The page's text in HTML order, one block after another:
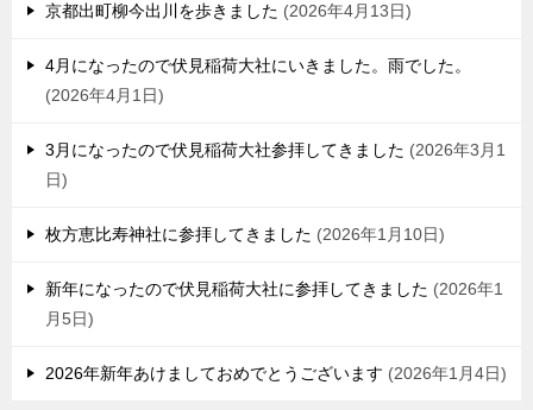
京都出町柳今出川を歩きました 2026年4月13日
4月になったので伏見稲荷大社にいきました。雨でした。
2026年4月1日
3月になったので伏見稲荷大社参拝してきました
2026年3月1
日
枚方恵比寿神社に参拝してきました 2026年1月10日
新年になったので伏見稲荷大社に参拝してきました
2026年1
月5日
2026年新年あけましておめでとうございます 2026年1月4日